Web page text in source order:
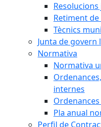
Retiment
Tècnics
Junta de govern
Normativa
Normativa
internes
Pla anual
Perfil de